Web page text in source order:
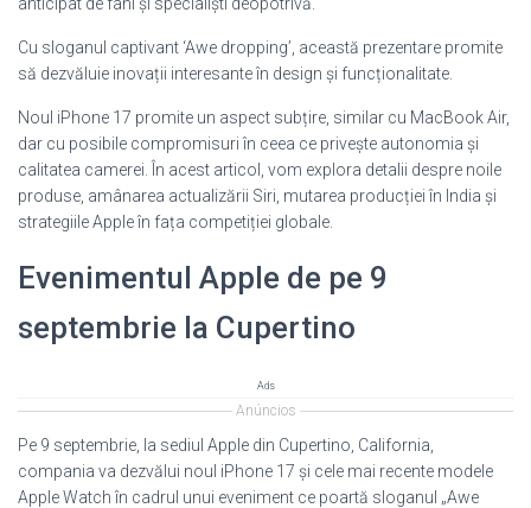
O
Cu sloganul captivant ‘Awe dropping’, această prezentare promite
să dezvăluie inovații interesante în design și funcționalitate.
Noul iPhone 17 promite un aspect subțire, similar cu MacBook Air,
dar cu posibile compromisuri în ceea ce privește autonomia și
calitatea camerei. În acest articol, vom explora detalii despre noile
produse, amânarea actualizării Siri, mutarea producției în India și
strategiile Apple în fața competiției globale.
Evenimentul Apple de pe 9
septembrie la Cupertino
Ads
Anúncios
Pe 9 septembrie, la sediul Apple din Cupertino, California,
compania va dezvălui noul iPhone 17 și cele mai recente modele
Apple Watch în cadrul unui eveniment ce poartă sloganul „Awe